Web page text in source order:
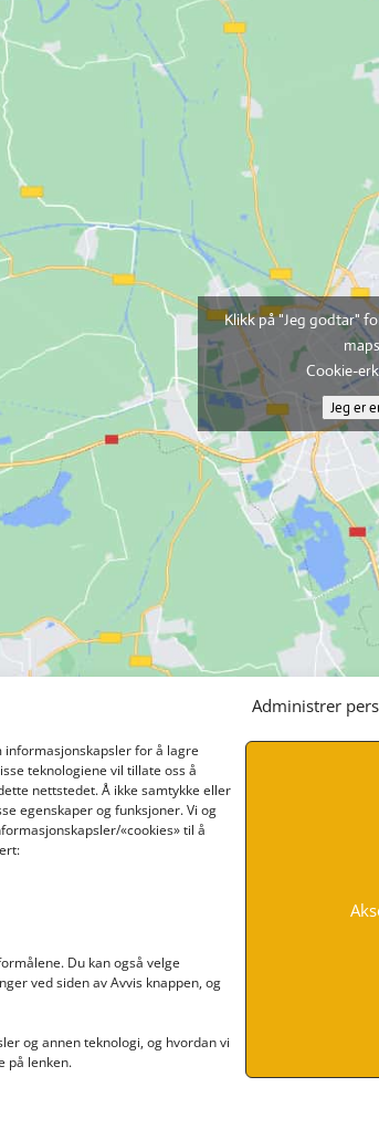
Administrer
informasjonskapsler for å lagre
teknologiene vil tillate oss å
nettstedet. Å ikke samtykke eller
egenskaper og funksjoner. Vi og
«cookies» til å
Du kan også velge
ved siden av Avvis knappen, og
og annen teknologi, og hvordan vi
på lenken.
Klikk på "Jeg godtar"
maps
Cookie-
Jeg er